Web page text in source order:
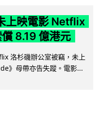
上映電影 Netflix
8.19 億港元
洛杉磯辦公室被竊，未上
》母帶亦告失蹤。電影...